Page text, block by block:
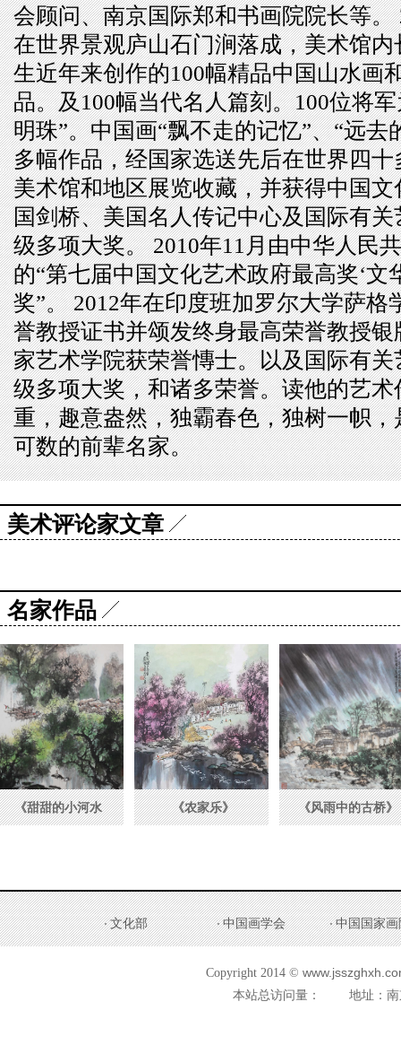
会顾问、南京国际郑和书画院院长等。
在世界景观庐山石门涧落成，美术馆
生近年来创作的100幅精品中国山水画
品。及100幅当代名人篇刻。100位将
明珠”。中国画“飘不走的记忆”、“远去
多幅作品，经国家选送先后在世界四
美术馆和地区展览收藏，并获得中国
国剑桥、美国名人传记中心及国际有
级多项大奖。 2010年11月由中华人民
的“第七届中国文化艺术政府最高奖‘文
奖”。 2012年在印度班加罗尔大学萨格
誉教授证书并颂发终身最高荣誉教授银
家艺术学院获荣誉慱士。以及国际有
级多项大奖，和诸多荣誉。读他的艺
重，趣意盎然，独霸春色，独树一帜
可数的前辈名家。
美术评论家文章
名家作品
《甜甜的小河水 《农家乐》 《风雨中的古桥》
文化部 中国画学会 中国国家画
Copyright 2014 ©
本站总访问量： 地址：南